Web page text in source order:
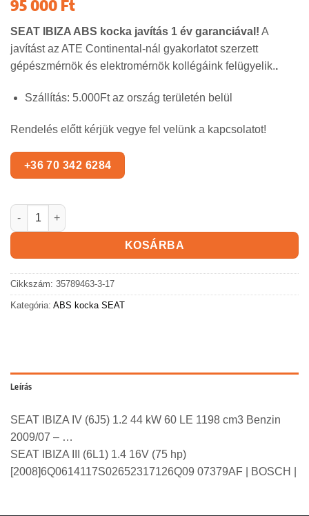
95 000 Ft
SEAT IBIZA ABS kocka javítás 1 év garanciával! A
javítást az ATE Continental-nál gyakorlatot szerzett
gépészmérnök és elektromérnök kollégáink felügyelik..
Szállítás: 5.000Ft az ország területén belül
Rendelés előtt kérjük vegye fel velünk a kapcsolatot!
SEAT IBIZA ABS kocka mennyiség
KOSÁRBA
Cikkszám: 35789463-3-17
Kategória: ABS kocka SEAT
Leírás
SEAT IBIZA IV (6J5) 1.2 44 kW 60 LE 1198 cm3 Benzin
2009/07 – …
SEAT IBIZA III (6L1) 1.4 16V (75 hp)
[2008]6Q0614117S02652317126Q09 07379AF | BOSCH |